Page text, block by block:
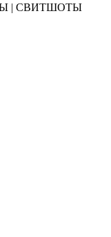
| СВИТШОТЫ